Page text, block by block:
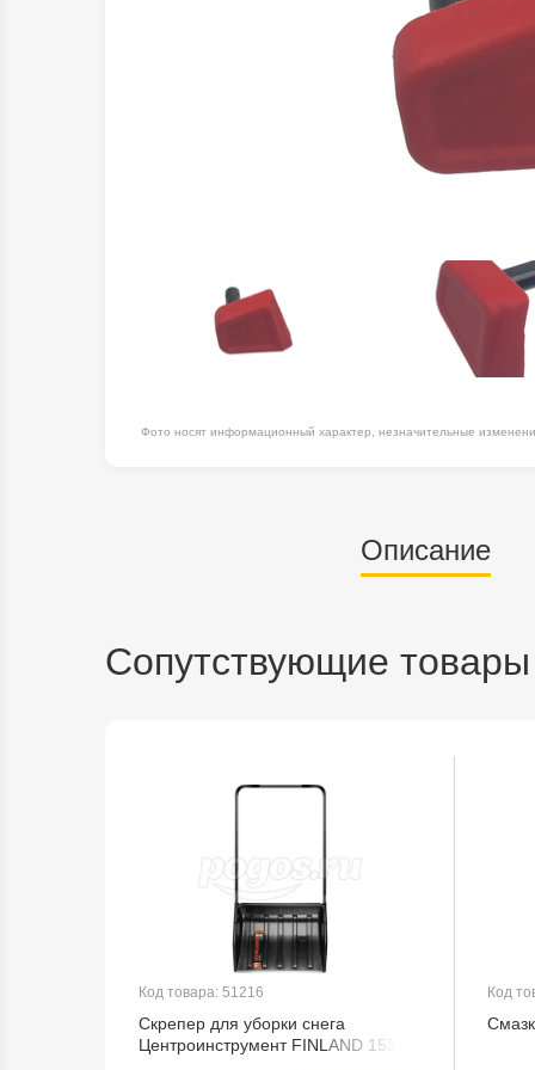
Оборудование
высоте
Пневматика,
Распродажа
Сантехника
Скобяные
Такелаж
Товары для
Фото носят информационный характер, незначительные
Описание
Сопутствующие товары
Код товара: 51216
Скрепер для уборки снега
Центроинструмент FINLAND 1539
Код